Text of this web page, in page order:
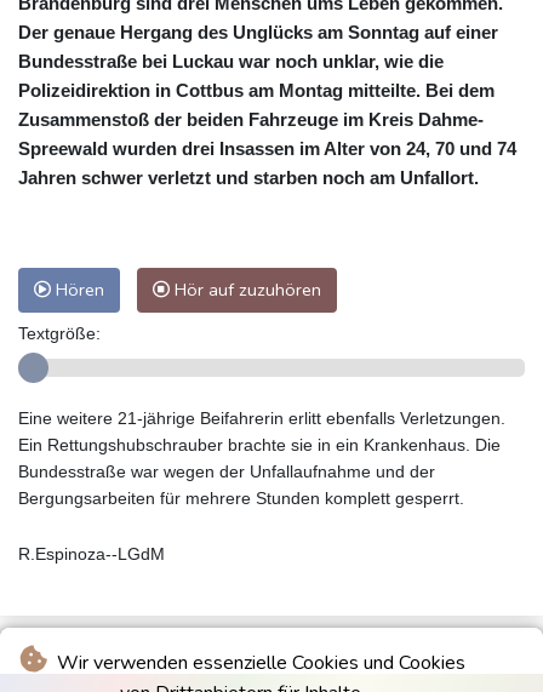
Wir verwenden essenzielle Cookies und Cookies
Der genaue Hergang des Unglücks am Sonntag auf einer
Bundesstraße bei Luckau war noch unklar, wie die
Polizeidirektion in Cottbus am Montag mitteilte. Bei dem
Zusammenstoß der beiden Fahrzeuge im Kreis Dahme-
Spreewald wurden drei Insassen im Alter von 24, 70 und 74
Jahren schwer verletzt und starben noch am Unfallort.
Hören Hör auf zuzuhören
Textgröße:
Eine weitere 21-jährige Beifahrerin erlitt ebenfalls Verletzungen.
Ein Rettungshubschrauber brachte sie in ein Krankenhaus. Die
Bundesstraße war wegen der Unfallaufnahme und der
Bergungsarbeiten für mehrere Stunden komplett gesperrt.
R.Espinoza--LGdM